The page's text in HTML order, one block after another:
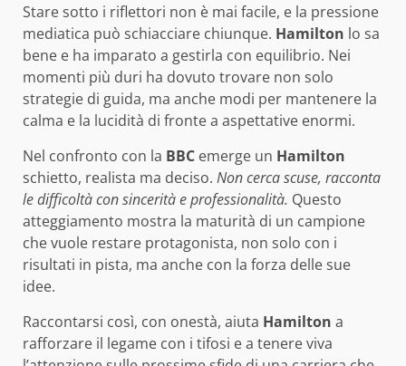
Stare sotto i riflettori non è mai facile, e la pressione
mediatica può schiacciare chiunque. Hamilton lo sa
bene e ha imparato a gestirla con equilibrio. Nei
momenti più duri ha dovuto trovare non solo
strategie di guida, ma anche modi per mantenere la
calma e la lucidità di fronte a aspettative enormi.
Nel confronto con la BBC emerge un Hamilton
schietto, realista ma deciso. Non cerca scuse, racconta
le difficoltà con sincerità e professionalità. Questo
atteggiamento mostra la maturità di un campione
che vuole restare protagonista, non solo con i
risultati in pista, ma anche con la forza delle sue
idee.
Raccontarsi così, con onestà, aiuta Hamilton a
rafforzare il legame con i tifosi e a tenere viva